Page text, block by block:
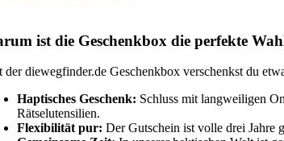
ist die Geschenkbox die perfekte
der diewegfinder.de Geschenkbox verschenkst du
Haptisches Geschenk: Schluss mit langweiligen
Rätselutensilien.
Flexibilität pur: Der Gutschein ist volle drei Jahre